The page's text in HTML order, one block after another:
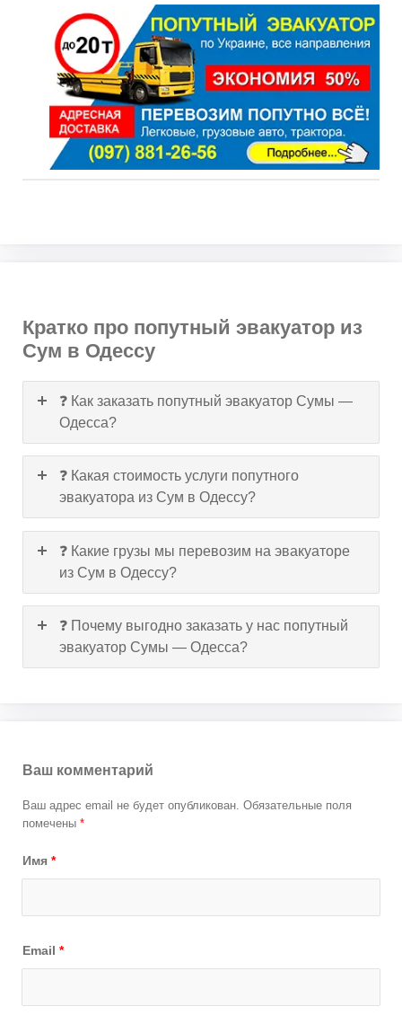
Кратко про попутный эвакуатор из
Сум в Одессу
❓ Как заказать попутный эвакуатор Сумы —
Одесса?
❓ Какая стоимость услуги попутного
эвакуатора из Сум в Одессу?
❓ Какие грузы мы перевозим на эвакуаторе
из Сум в Одессу?
❓ Почему выгодно заказать у нас попутный
эвакуатор Сумы — Одесса?
Ваш комментарий
Ваш адрес email не будет опубликован. Обязательные поля
помечены *
Имя *
Email *